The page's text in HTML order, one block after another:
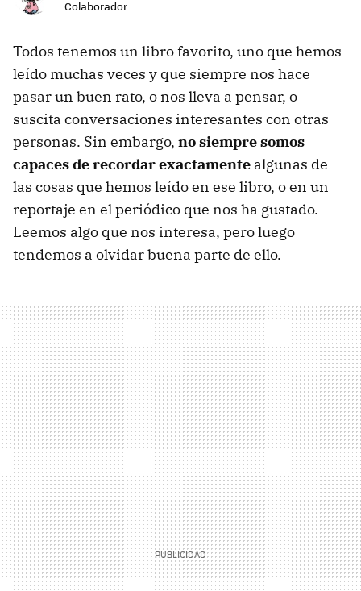
Colaborador
Todos tenemos un libro favorito, uno que hemos
leído muchas veces y que siempre nos hace
pasar un buen rato, o nos lleva a pensar, o
suscita conversaciones interesantes con otras
personas. Sin embargo, no siempre somos
capaces de recordar exactamente algunas de
las cosas que hemos leído en ese libro, o en un
reportaje en el periódico que nos ha gustado.
Leemos algo que nos interesa, pero luego
tendemos a olvidar buena parte de ello.